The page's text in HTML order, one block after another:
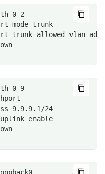
0-2
mode trunk
trunk allowed vlan add
0-9
9.9.9.1/24
enable